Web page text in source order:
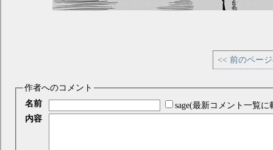
<< 前のペー
作者へのコメント
名前
sage(最新コメント一覧に
内容